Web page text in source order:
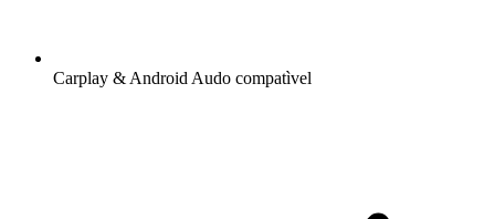
Carplay & Android Audo compatìvel